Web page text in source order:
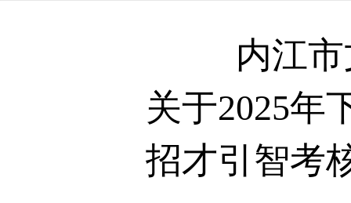
内江
关于2025年
招才引智考